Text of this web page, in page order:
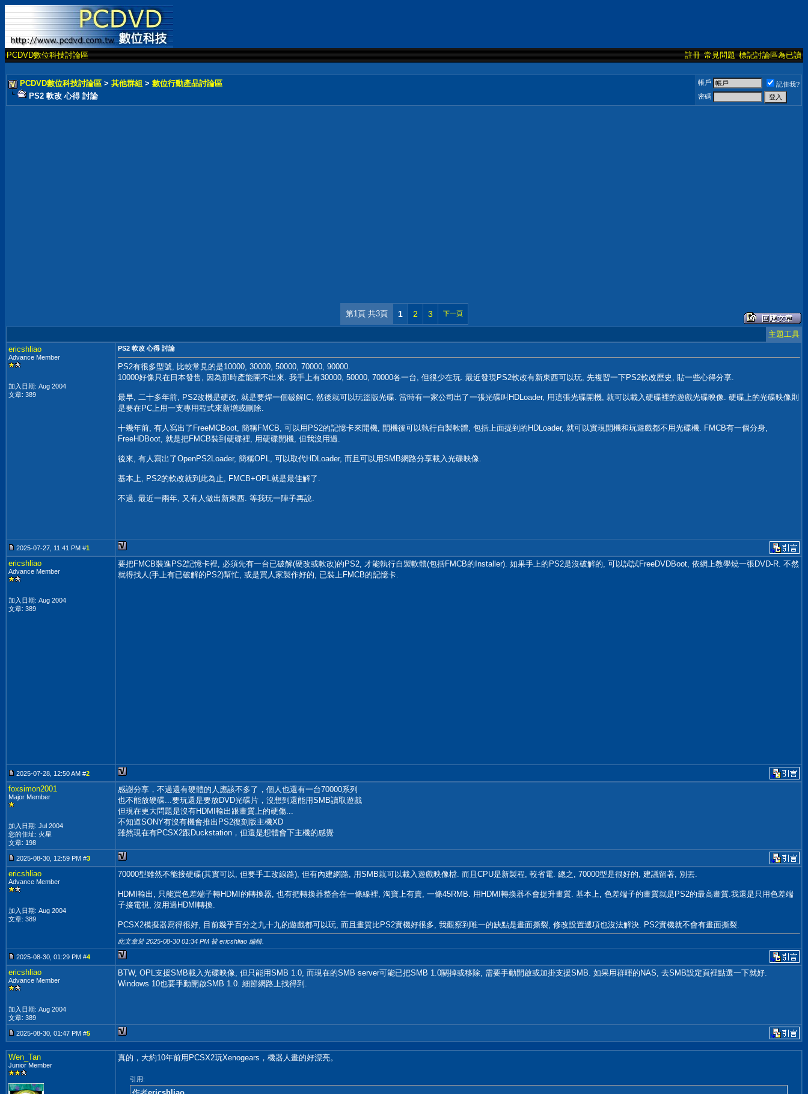
PCDVD數位科技討論區 註冊 常見問題 標記討論區為已讀
PCDVD數位科技討論區 > 其他群組 > 數位行動產品討論區
PS2 軟改 心得 討論
帳戶
記住我?
密碼
第1頁 共3頁 1 2 3 下一頁
主題工具
ericshliao
Advance Member
加入日期: Aug 2004
文章: 389
PS2 軟改 心得 討論
PS2有很多型號, 比較常見的是10000, 30000, 50000, 70000, 90000.
10000好像只在日本發售, 因為那時產能開不出來. 我手上有30000, 50000, 70000各一台, 但很少在玩. 最近發現PS2軟改有新東西可以玩, 先複習一下PS2軟改歷史, 貼一些心得分享.
最早, 二十多年前, PS2改機是硬改, 就是要焊一個破解IC, 然後就可以玩盜版光碟. 當時有一家公司出了一張光碟叫HDLoader, 用這張光碟開機, 就可以載入硬碟裡的遊戲光碟映像. 硬碟上的光碟映像則
是要在PC上用一支專用程式來新增或刪除.
十幾年前, 有人寫出了FreeMCBoot, 簡稱FMCB, 可以用PS2的記憶卡來開機, 開機後可以執行自製軟體, 包括上面提到的HDLoader, 就可以實現開機和玩遊戲都不用光碟機. FMCB有一個分身,
FreeHDBoot, 就是把FMCB裝到硬碟裡, 用硬碟開機, 但我沒用過.
後來, 有人寫出了OpenPS2Loader, 簡稱OPL, 可以取代HDLoader, 而且可以用SMB網路分享載入光碟映像.
基本上, PS2的軟改就到此為止, FMCB+OPL就是最佳解了.
不過, 最近一兩年, 又有人做出新東西. 等我玩一陣子再說.
2025-07-27, 11:41 PM #1
ericshliao
Advance Member
加入日期: Aug 2004
文章: 389
要把FMCB裝進PS2記憶卡裡, 必須先有一台已破解(硬改或軟改)的PS2, 才能執行自製軟體(包括FMCB的Installer). 如果手上的PS2是沒破解的, 可以試試FreeDVDBoot, 依網上教學燒一張DVD-R. 不然
就得找人(手上有已破解的PS2)幫忙, 或是買人家製作好的, 已裝上FMCB的記憶卡.
2025-07-28, 12:50 AM #2
foxsimon2001
Major Member
加入日期: Jul 2004
您的住址: 火星
文章: 198
感謝分享，不過還有硬體的人應該不多了，個人也還有一台70000系列
也不能放硬碟...要玩還是要放DVD光碟片，沒想到還能用SMB讀取遊戲
但現在更大問題是沒有HDMI輸出跟畫質上的硬傷...
不知道SONY有沒有機會推出PS2復刻版主機XD
雖然現在有PCSX2跟Duckstation，但還是想體會下主機的感覺
2025-08-30, 12:59 PM #3
ericshliao
Advance Member
加入日期: Aug 2004
文章: 389
70000型雖然不能接硬碟(其實可以, 但要手工改線路), 但有內建網路, 用SMB就可以載入遊戲映像檔. 而且CPU是新製程, 較省電. 總之, 70000型是很好的, 建議留著, 別丟.
HDMI輸出, 只能買色差端子轉HDMI的轉換器, 也有把轉換器整合在一條線裡, 淘寶上有賣, 一條45RMB. 用HDMI轉換器不會提升畫質. 基本上, 色差端子的畫質就是PS2的最高畫質.我還是只用色差端
子接電視, 沒用過HDMI轉換.
PCSX2模擬器寫得很好, 目前幾乎百分之九十九的遊戲都可以玩, 而且畫質比PS2實機好很多, 我觀察到唯一的缺點是畫面撕裂, 修改設置選項也沒法解決. PS2實機就不會有畫面撕裂.
此文章於 2025-08-30 01:34 PM 被 ericshliao 編輯.
2025-08-30, 01:29 PM #4
ericshliao
Advance Member
加入日期: Aug 2004
文章: 389
BTW, OPL支援SMB載入光碟映像, 但只能用SMB 1.0, 而現在的SMB server可能已把SMB 1.0關掉或移除, 需要手動開啟或加掛支援SMB. 如果用群暉的NAS, 去SMB設定頁裡點選一下就好.
Windows 10也要手動開啟SMB 1.0. 細節網路上找得到.
2025-08-30, 01:47 PM #5
Wen_Tan
Junior Member
真的，大約10年前用PCSX2玩Xenogears，機器人畫的好漂亮。
引用: